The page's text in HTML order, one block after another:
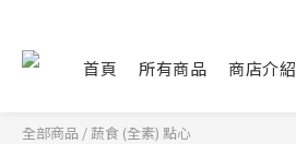
首頁 所有商品 商店介紹
全部商品 / 蔬食 (全素) 點心